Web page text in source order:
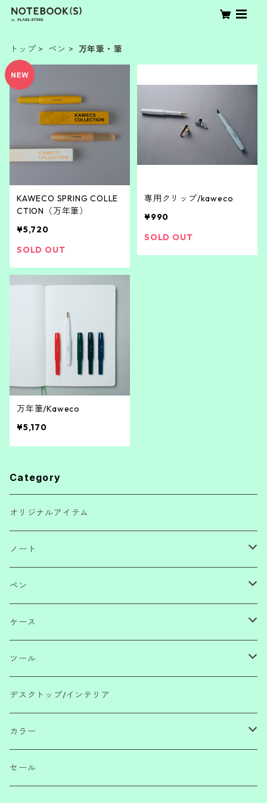
トップ ペン 万年筆・筆
KAWECO SPRING COLLE
CTION（万年筆）
¥5,720
SOLD OUT
専用クリップ/kaweco
¥990
SOLD OUT
万年筆/Kaweco
¥5,170
Category
オリジナルアイテム
ノート
ノートブック
ノートパッド
メモ
リフィル・ツール
ペン
ボールペン・サインペン
ペンシル
えんぴつ
万年筆・筆
インク・リフィル
ケース
ペンケース
ポーチ・財布
ファイル
ツール
消しゴム・のり・テープ・付箋・定規
ハサミ・ナイフ・テープカッター
マグネット・クリップ・バンド・ペンホルダー
デスクトップ/インテリア
カラー
レッド/ピンク
セール